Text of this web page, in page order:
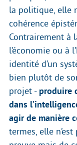
la politique, elle
cohérence
Contrairement à
l’économie ou à
identité d’un
bien plutôt de
projet - produire
dans
agir de manière
termes, elle